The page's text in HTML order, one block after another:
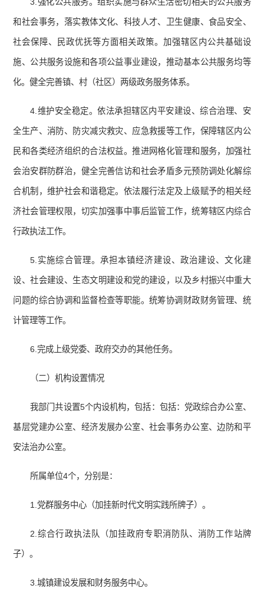
和社会事务，落实教体文化、科技人才、卫生健康、食品安全、
社会保障、民政优抚等方面相关政策。加强辖区内公共基础设
施、公共服务设施和各项公益事业建设，推动基本公共服务均等
化。健全完善镇、村（社区）两级政务服务体系。
4.维护安全稳定。依法承担辖区内平安建设、综合治理、安
全生产、消防、防灾减灾救灾、应急救援等工作，保障辖区内公
民和各类经济组织的合法权益。推进网格化管理和服务，加强社
会治安群防群治，健全完善信访和社会矛盾多元预防调处化解综
合机制，维护社会和谐稳定。依法履行法定及上级赋予的相关经
济社会管理权限，切实加强事中事后监管工作，统筹辖区内综合
行政执法工作。
5.实施综合管理。承担本镇经济建设、政治建设、文化建
设、社会建设、生态文明建设和党的建设，以及乡村振兴中重大
问题的综合协调和监督检查等职能。统筹协调财政财务管理、统
计管理等工作。
6.完成上级党委、政府交办的其他任务。
（二）机构设置情况
我部门共设置5个内设机构，包括：包括：党政综合办公室、
基层党建办公室、经济发展办公室、社会事务办公室、边防和平
安法治办公室。
所属单位4个，分别是：
1.党群服务中心（加挂新时代文明实践所牌子）。
2.综合行政执法队（加挂政府专职消防队、消防工作站牌
子）。
3.城镇建设发展和财务服务中心。